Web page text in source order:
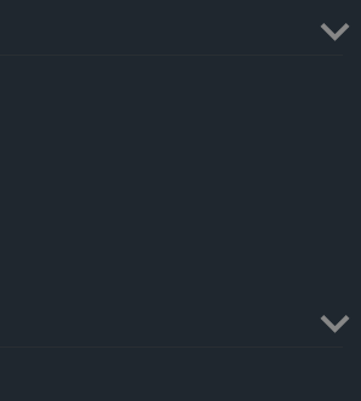
botland.com.pl